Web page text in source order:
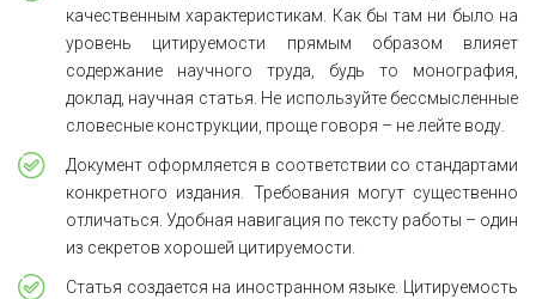
качественным характеристикам. Как бы там ни было на
уровень цитируемости прямым образом влияет
содержание научного труда, будь то монография,
доклад, научная статья. Не используйте бессмысленные
словесные конструкции, проще говоря – не лейте воду.
Документ оформляется в соответствии со стандартами
конкретного издания. Требования могут существенно
отличаться. Удобная навигация по тексту работы – один
из секретов хорошей цитируемости.
Статья создается на иностранном языке. Цитируемость